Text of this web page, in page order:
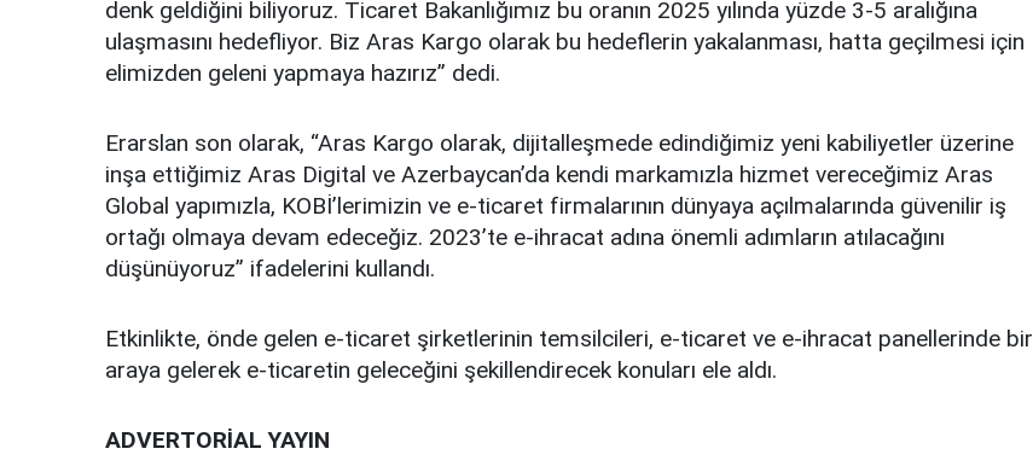
denk geldiğini biliyoruz. Ticaret Bakanlığımız bu oranın 2025 yılında yüzde 3-5 aralığına
ulaşmasını hedefliyor. Biz Aras Kargo olarak bu hedeflerin yakalanması, hatta geçilmesi için
elimizden geleni yapmaya hazırız” dedi.
Erarslan son olarak, “Aras Kargo olarak, dijitalleşmede edindiğimiz yeni kabiliyetler üzerine
inşa ettiğimiz Aras Digital ve Azerbaycan’da kendi markamızla hizmet vereceğimiz Aras
Global yapımızla, KOBİ’lerimizin ve e-ticaret firmalarının dünyaya açılmalarında güvenilir iş
ortağı olmaya devam edeceğiz. 2023’te e-ihracat adına önemli adımların atılacağını
düşünüyoruz” ifadelerini kullandı.
Etkinlikte, önde gelen e-ticaret şirketlerinin temsilcileri, e-ticaret ve e-ihracat panellerinde bir
araya gelerek e-ticaretin geleceğini şekillendirecek konuları ele aldı.
ADVERTORİAL YAYIN